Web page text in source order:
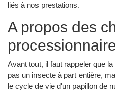
liés à nos prestations.
A propos des
Avant tout, il faut rappeler que
pas un insecte à part entière,
le cycle de vie d'un papillon de